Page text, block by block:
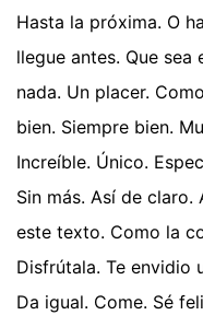
Hasta la próxima. O
llegue antes. Que
nada. Un placer.
bien. Siempre bien.
Increíble. Único.
Sin más. Así de
este texto. Como la
Disfrútala. Te envidio
Da igual. Come. Sé